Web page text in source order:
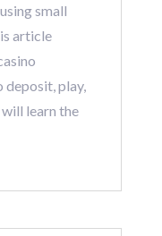
small
article
play,
learn the